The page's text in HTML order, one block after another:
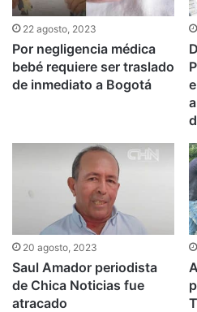
22 agosto, 2023
Por negligencia médica
bebé requiere ser traslado
de inmediato a Bogotá
20 agosto, 2023
Saul Amador periodista
de Chica Noticias fue
atracado